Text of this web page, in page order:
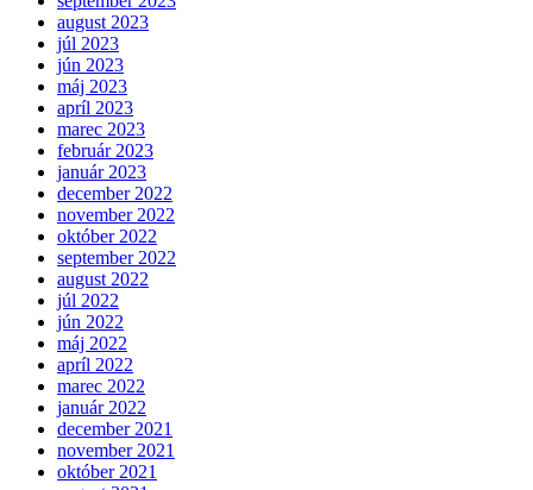
august 2023
júl 2023
jún 2023
máj 2023
apríl 2023
marec 2023
február 2023
január 2023
december 2022
november 2022
október 2022
september 2022
august 2022
júl 2022
jún 2022
máj 2022
apríl 2022
marec 2022
január 2022
december 2021
november 2021
október 2021